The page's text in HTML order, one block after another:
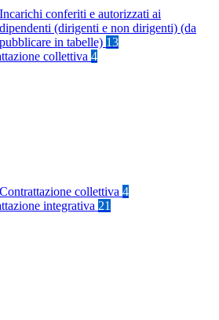
Incarichi conferiti e autorizzati ai
dipendenti (dirigenti e non dirigenti) (da
pubblicare in tabelle) 13
collettiva 4
Contrattazione collettiva 4
integrativa 21